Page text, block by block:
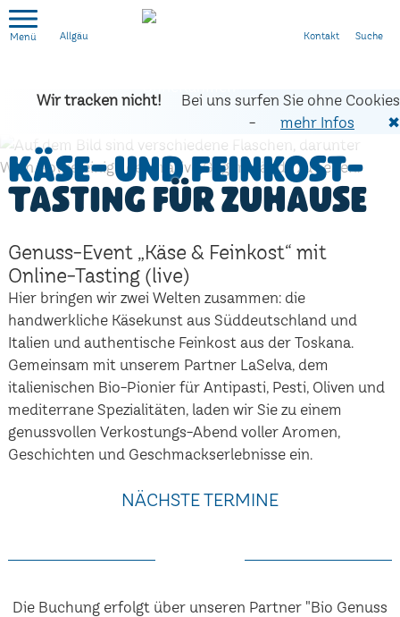
Allgäu
Wir tracken nicht!
Bei uns surfen Sie ohne Cookies
-
mehr Infos ✖
Käse- und Feinkost-
Tasting für zuhause
Genuss-Event „Käse & Feinkost“ mit
Online-Tasting (live)
Hier bringen wir zwei Welten zusammen: die
handwerkliche Käsekunst aus Süddeutschland und
Italien und authentische Feinkost aus der Toskana.
Gemeinsam mit unserem Partner LaSelva, dem
italienischen Bio-Pionier für Antipasti, Pesti, Oliven und
mediterrane Spezialitäten, laden wir Sie zu einem
genussvollen Verkostungs-Abend voller Aromen,
Geschichten und Geschmackserlebnisse ein.
NÄCHSTE TERMINE
Die Buchung erfolgt über unseren Partner "Bio Genuss